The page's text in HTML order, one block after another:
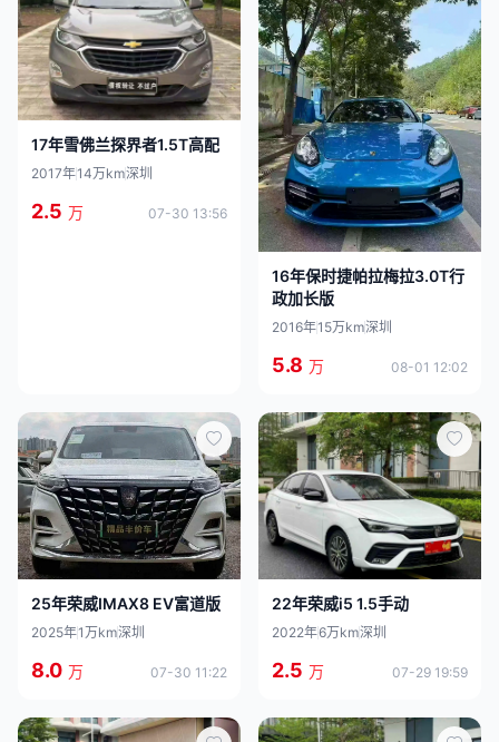
17年雪佛兰探界者1.5T高配
2017年14万km深圳
2.5 万 07-30 13:56
16年保时捷帕拉梅拉3.0T行
政加长版
2016年15万km深圳
5.8 万 08-01 12:02
25年荣威IMAX8 EV富道版
2025年1万km深圳
8.0 万 07-30 11:22
22年荣威i5 1.5手动
2022年6万km深圳
2.5 万 07-29 19:59